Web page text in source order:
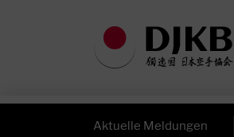
Aktuelle Meldungen